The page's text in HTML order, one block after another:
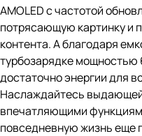
AMOLED с частотой
потрясающую картинку и
контента. А благодаря
турбозарядке мощностью
достаточно энергии для
Наслаждайтесь
впечатляющими
повседневную жизнь еще